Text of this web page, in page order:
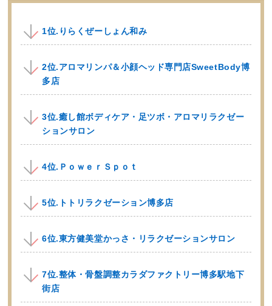
1位.りらくぜーしょん和み
2位.アロマリンパ＆小顔ヘッド専門店SweetBody博
多店
3位.癒し館ボディケア・足ツボ・アロマリラクゼー
ションサロン
4位.ＰｏｗｅｒＳｐｏｔ
5位.トトリラクゼーション博多店
6位.東方健美堂かっさ・リラクゼーションサロン
7位.整体・骨盤調整カラダファクトリー博多駅地下
街店